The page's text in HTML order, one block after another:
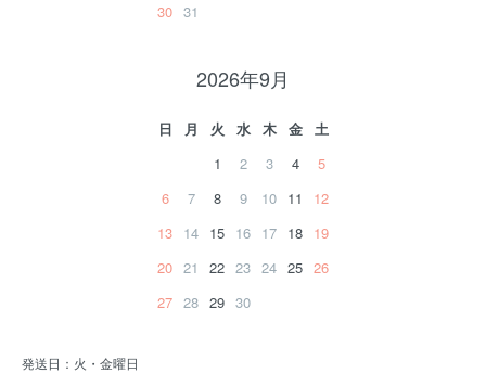
30 31
2026年9月
日 月 火 水 木 金
土
1
2 3 4
5
6
7 8 9 10 11
12
13 14 15 16 17 18 19
20 21 22 23 24 25 26
27 28 29 30
発送日：火・金曜日